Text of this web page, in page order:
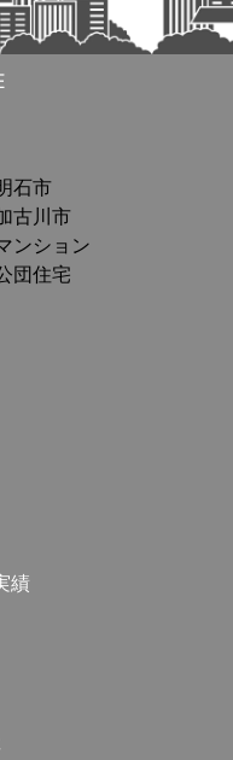
石市
古川市
ンション
団住宅
績